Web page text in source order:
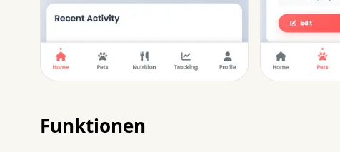
Funktionen